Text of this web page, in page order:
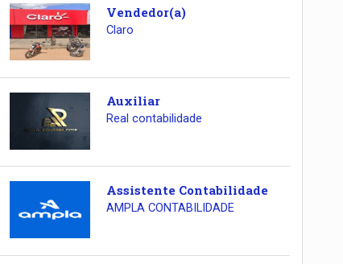
Vendedor(a)
Claro
Auxiliar
Real contabilidade
Assistente Contabilidade
AMPLA CONTABILIDADE